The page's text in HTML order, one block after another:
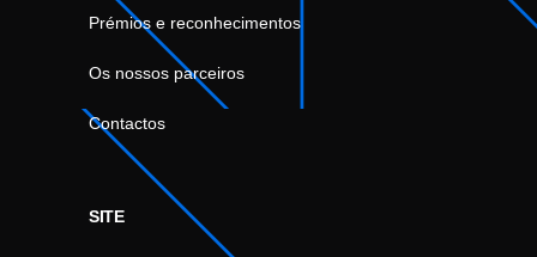
Prémios e reconhecimentos
Os nossos parceiros
Contactos
SITE